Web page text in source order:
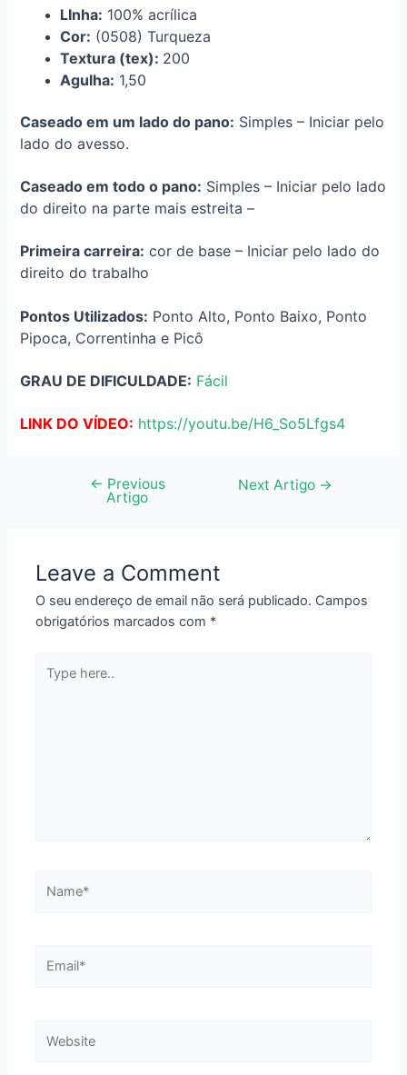
LInha: 100% acrílica
Cor: (0508) Turqueza
Textura (tex): 200
Agulha: 1,50
Caseado em um lado do pano: Simples – Iniciar pelo
lado do avesso.
Caseado em todo o pano: Simples – Iniciar pelo lado
do direito na parte mais estreita –
Primeira carreira: cor de base – Iniciar pelo lado do
direito do trabalho
Pontos Utilizados: Ponto Alto, Ponto Baixo, Ponto
Pipoca, Correntinha e Picô
GRAU DE DIFICULDADE: Fácil
LINK DO VÍDEO: https://youtu.be/H6_So5Lfgs4
Navegação
← Previous
Artigo
Next Artigo →
Leave a Comment
O seu endereço de email não será publicado. Campos
obrigatórios marcados com *
here..